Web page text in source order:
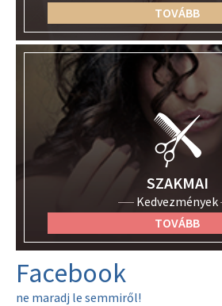
TOVÁBB
SZAKMAI
Kedvezmények
TOVÁBB
Facebook
ne maradj le semmiről!